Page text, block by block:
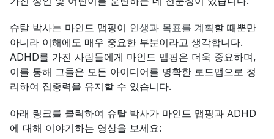
슈탈 박사는 마인드 맵핑이 인생과 목표를 계획할 때뿐만
아니라 이해에도 매우 중요한 부분이라고 생각합니다.
ADHD를 가진 사람들에게 마인드 맵핑은 더욱 중요하며,
이를 통해 그들은 모든 아이디어를 명확한 로드맵으로 정
리하여 집중력을 유지할 수 있습니다.
아래 링크를 클릭하여 슈탈 박사가 마인드 맵핑과 ADHD
에 대해 이야기하는 영상을 보세요: